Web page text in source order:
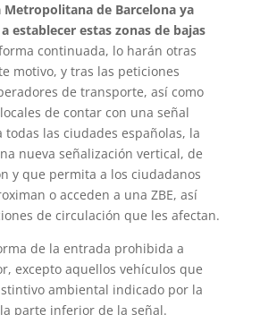
Metropolitana de Barcelona ya
establecer estas zonas de bajas
continuada, lo harán otras
motivo, y tras las peticiones
de transporte, así como
de contar con una señal
las ciudades españolas, la
nueva señalización vertical, de
y que permita a los ciudadanos
o acceden a una ZBE, así
de circulación que les afectan.
de la entrada prohibida a
excepto aquellos vehículos que
ambiental indicado por la
parte inferior de la señal.